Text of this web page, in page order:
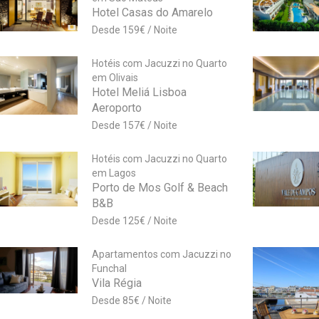
Hotel Casas do Amarelo
159€
Hotéis com Jacuzzi no Quarto
em Olivais
Hotel Meliá Lisboa
Aeroporto
157€
Hotéis com Jacuzzi no Quarto
em Lagos
Porto de Mos Golf & Beach
B&B
125€
Apartamentos com Jacuzzi no
Funchal
Vila Régia
85€